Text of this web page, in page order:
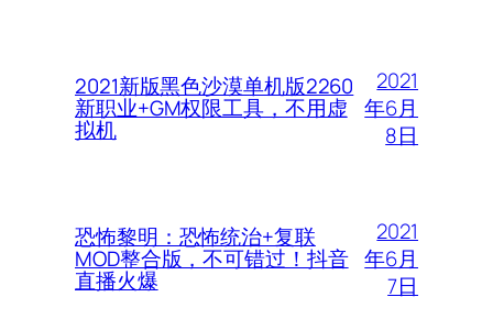
2021新版黑色沙漠单机版2260
新职业+GM权限工具，不用虚
拟机
2021
年6月
8日
恐怖黎明：恐怖统治+复联
MOD整合版，不可错过！抖音
直播火爆
2021
年6月
7日